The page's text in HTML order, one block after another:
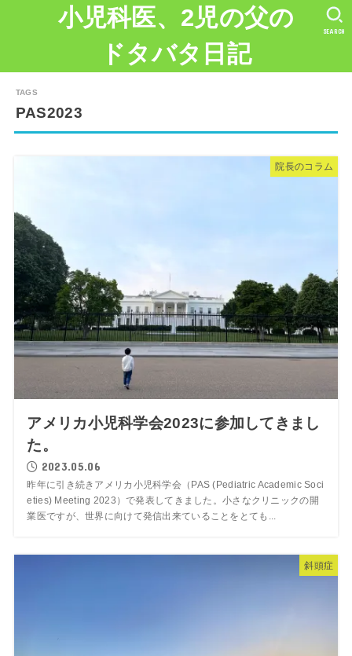
小児科医、2児の父の
ドタバタ日記
SEARCH
PAS2023
院長のコラム
アメリカ小児科学会2023に参加してきまし
た。
2023.05.06
昨年に引き続きアメリカ小児科学会（PAS (Pediatric Academic Soci
eties) Meeting 2023）で発表してきました。小さなクリニックの開
業医ですが、世界に向けて発信出来ていることをとても...
斜頭症